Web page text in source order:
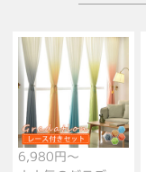
6,980円～